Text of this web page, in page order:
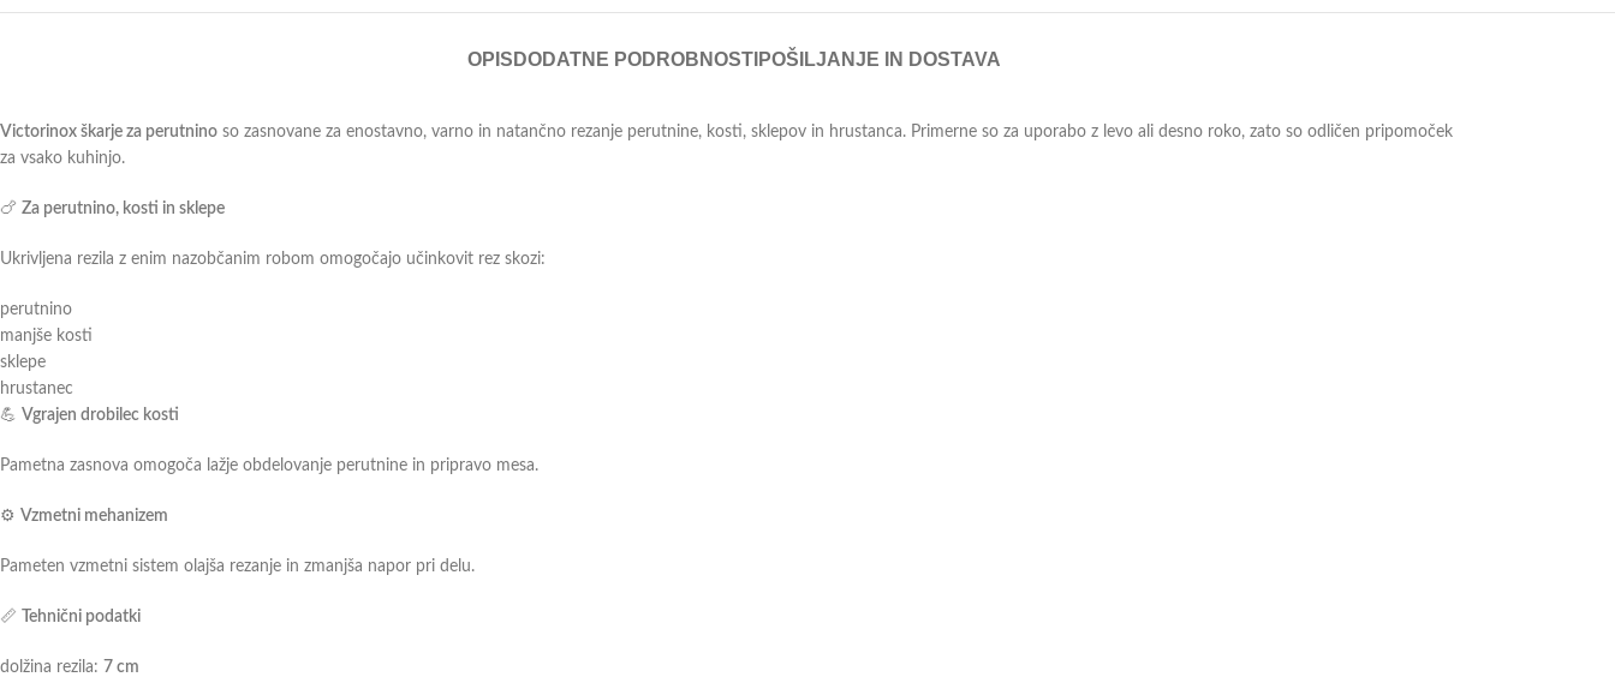
OPIS DODATNE PODROBNOSTI POŠILJANJE IN DOSTAVA
Victorinox škarje za perutnino so zasnovane za enostavno, varno in natančno rezanje perutnine, kosti, sklepov in hrustanca. Primerne so za uporabo z levo ali desno roko, zato so odličen pripomoček
za vsako kuhinjo.
🍗 Za perutnino, kosti in sklepe
Ukrivljena rezila z enim nazobčanim robom omogočajo učinkovit rez skozi:
perutnino
manjše kosti
sklepe
hrustanec
💪 Vgrajen drobilec kosti
Pametna zasnova omogoča lažje obdelovanje perutnine in pripravo mesa.
⚙️ Vzmetni mehanizem
Pameten vzmetni sistem olajša rezanje in zmanjša napor pri delu.
📏 Tehnični podatki
dolžina rezila: 7 cm